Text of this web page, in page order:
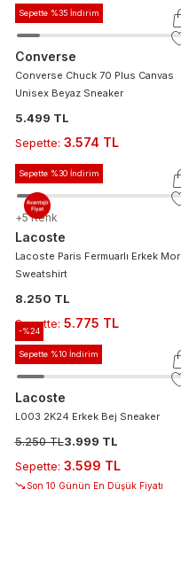
Sepette %35 İndirim
Converse
Converse Chuck 70 Plus Canvas
Unisex Beyaz Sneaker
5.499 TL
Sepette: 3.574 TL
Sepette %30 İndirim
+5 Renk
Lacoste
Lacoste Paris Fermuarlı Erkek Mor
Sweatshirt
8.250 TL
Sepette: 5.775 TL
-%24
Sepette %10 İndirim
Lacoste
L003 2K24 Erkek Bej Sneaker
5.250 TL3.999 TL
Sepette: 3.599 TL
Son 10 Günün En Düşük Fiyatı